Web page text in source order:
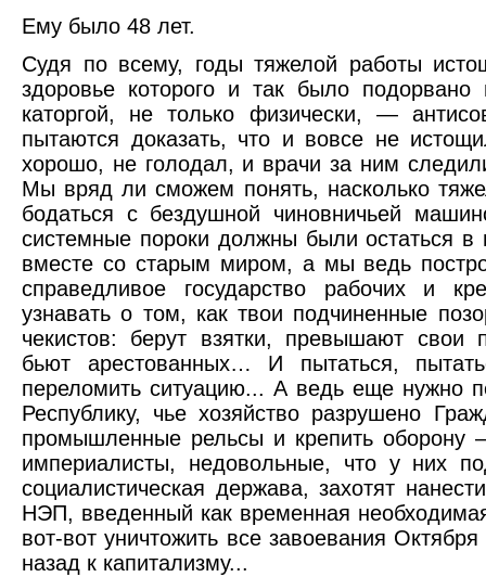
Ему было 48 лет.
Судя по всему, годы тяжелой работы
здоровье которого и так было
каторгой, не только физически, —
пытаются доказать, что и вовсе не
хорошо, не голодал, и врачи за ним
Мы вряд ли сможем понять, насколько
бодаться с бездушной чиновничьей
системные пороки должны были остаться в
вместе со старым миром, а мы ведь
справедливое государство рабочих и
узнавать о том, как твои подчиненные
чекистов: берут взятки, превышают свои
бьют арестованных… И пытаться,
переломить ситуацию... А ведь еще нужно
Республику, чье хозяйство разрушено
промышленные рельсы и крепить оборону
империалисты, недовольные, что у них
социалистическая держава, захотят
НЭП, введенный как временная
вот-вот уничтожить все завоевания
назад к капитализму...